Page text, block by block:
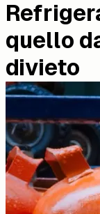
quello
divieto